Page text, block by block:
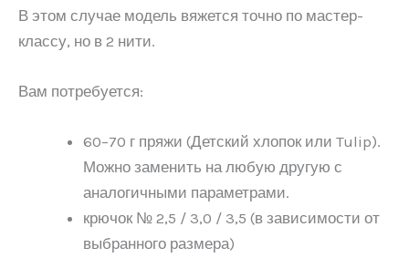
В этом случае модель вяжется точно по мастер-
классу, но в 2 нити.
Вам потребуется:
60–70 г пряжи (Детский хлопок или Tulip).
Можно заменить на любую другую с
аналогичными параметрами.
крючок № 2,5 / 3,0 / 3,5 (в зависимости от
выбранного размера)